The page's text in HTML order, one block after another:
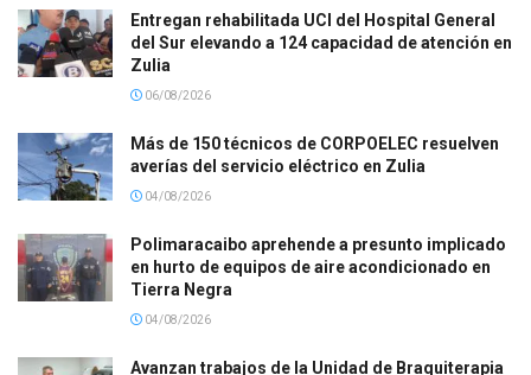
Entregan rehabilitada UCI del Hospital General
del Sur elevando a 124 capacidad de atención en
Zulia
06/08/2026
Más de 150 técnicos de CORPOELEC resuelven
averías del servicio eléctrico en Zulia
04/08/2026
Polimaracaibo aprehende a presunto implicado
en hurto de equipos de aire acondicionado en
Tierra Negra
04/08/2026
Avanzan trabajos de la Unidad de Braquiterapia